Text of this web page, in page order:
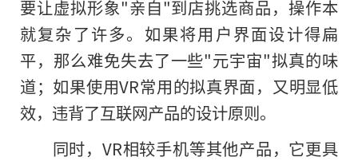
要让虚拟形象"亲自"到店挑选商品，操作本
就复杂了许多。如果将用户界面设计得扁
平，那么难免失去了一些"元宇宙"拟真的味
道；如果使用VR常用的拟真界面，又明显低
效，违背了互联网产品的设计原则。
同时，VR相较手机等其他产品，它更具